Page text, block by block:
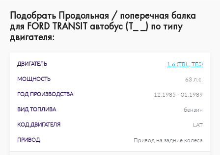
Подобрать Продольная / поперечная балка
для FORD TRANSIT автобус (T_ _) по типу
двигателя:
ДВИГАТЕЛЬ 1.6 (TBL, TES)
МОЩНОСТЬ 63 л.с.
ГОД ПРОИЗВОДСТВА 12.1985 - 01.1989
ВИД ТОПЛИВА бензин
КОД ДВИГАТЕЛЯ LAT
ПРИВОД Привод на задние колеса